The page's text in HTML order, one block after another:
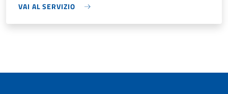
VAI AL SERVIZIO